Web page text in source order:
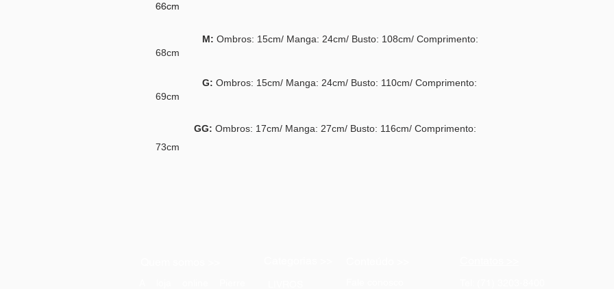
66cm
M: Ombros: 15cm/ Manga: 24cm/ Busto: 108cm/ Comprimento:
68cm
G: Ombros: 15cm/ Manga: 24cm/ Busto: 110cm/ Comprimento:
69cm
GG: Ombros: 17cm/ Manga: 27cm/ Busto: 116cm/ Comprimento:
73cm